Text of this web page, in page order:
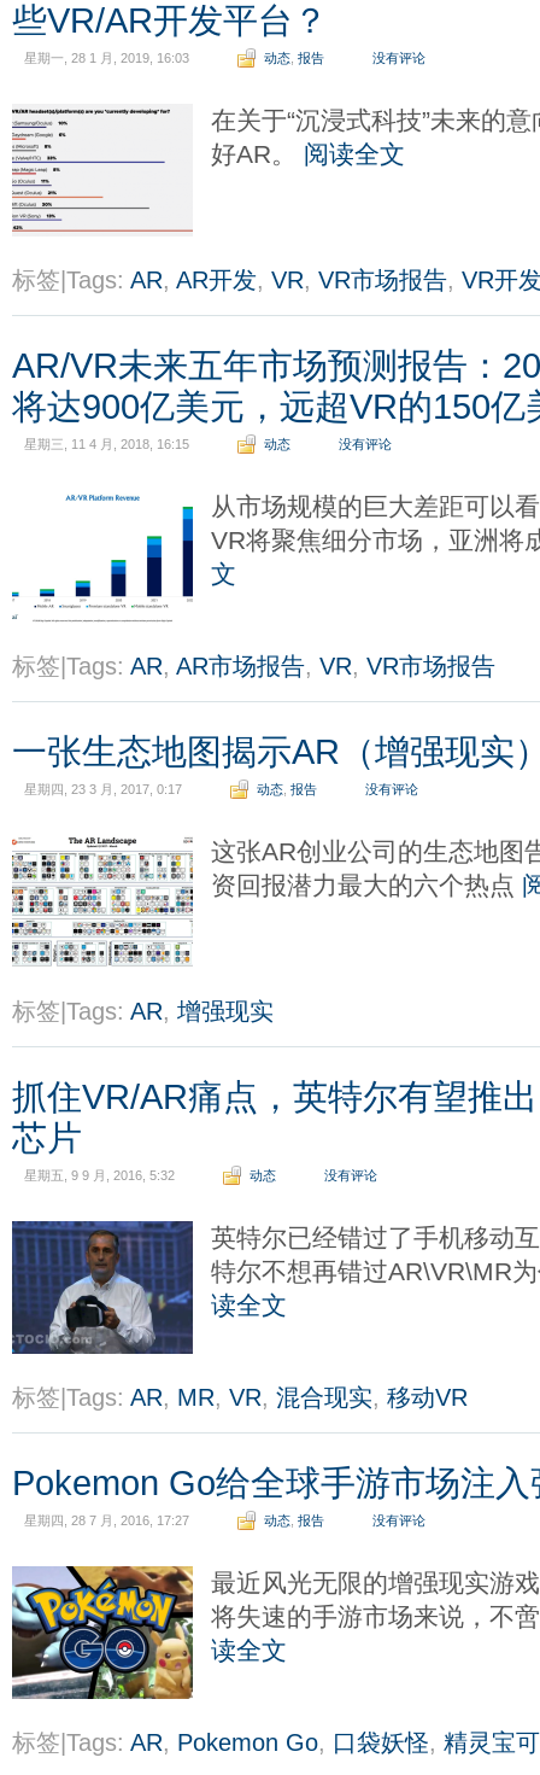
些VR/AR开发平台？
星期一, 28 1 月, 2019, 16:03 动态 报告 没有评论
在关于“沉浸式科技”未来的
好AR。 阅读全文
标签|Tags: AR, AR开发, VR, VR市场报告, VR开
AR/VR未来五年市场预测报告：
将达900亿美元，远超VR的150亿
星期三, 11 4 月, 2018, 16:15 动态 没有评论
从市场规模的巨大差距可以
VR将聚焦细分市场，亚洲将
文
标签|Tags: AR, AR市场报告, VR, VR市场报告
一张生态地图揭示AR（增强现实
星期四, 23 3 月, 2017, 0:17 动态 报告 没有评论
这张AR创业公司的生态地图
资回报潜力最大的六个热点
标签|Tags: AR, 增强现实
抓住VR/AR痛点，英特尔有望推
芯片
星期五, 9 9 月, 2016, 5:32 动态 没有评论
英特尔已经错过了手机移动
特尔不想再错过AR\VR\MR
读全文
标签|Tags: AR, MR, VR, 混合现实, 移动VR
Pokemon Go给全球手游市场注
星期四, 28 7 月, 2016, 17:27 动态 报告 没有评论
最近风光无限的增强现实游
将失速的手游市场来说，不
读全文
标签|Tags: AR, Pokemon Go, 口袋妖怪, 精灵宝